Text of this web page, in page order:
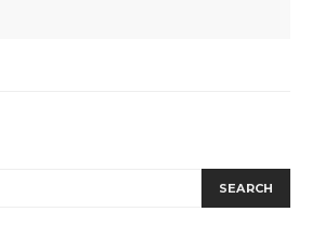
SEARCH